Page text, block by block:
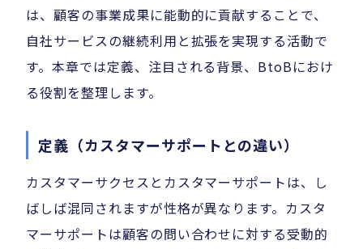
は、顧客の事業成果に能動的に貢献することで、
自社サービスの継続利用と拡張を実現する活動で
す。本章では定義、注目される背景、BtoBにおけ
る役割を整理します。
定義（カスタマーサポートとの違い）
カスタマーサクセスとカスタマーサポートは、し
ばしば混同されますが性格が異なります。カスタ
マーサポートは顧客の問い合わせに対する受動的